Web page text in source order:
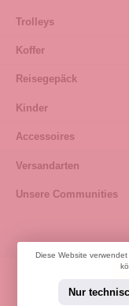
Trolleys
Koffer
Reisegepäck
Kinder
Accessoires
Versandarten
Unsere Communities
Diese Website
Nur